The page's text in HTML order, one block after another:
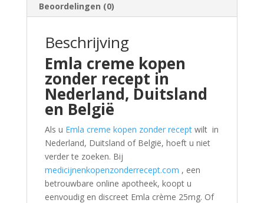
Beoordelingen (0)
Beschrijving
Emla creme kopen
zonder recept in
Nederland, Duitsland
en België
Als u Emla creme kopen zonder receptwilt in
Nederland, Duitsland of België, hoeft u niet
verder te zoeken. Bij
medicijnenkopenzonderrecept.com , een
betrouwbare online apotheek, koopt u
eenvoudig en discreet Emla crème 25mg. Of